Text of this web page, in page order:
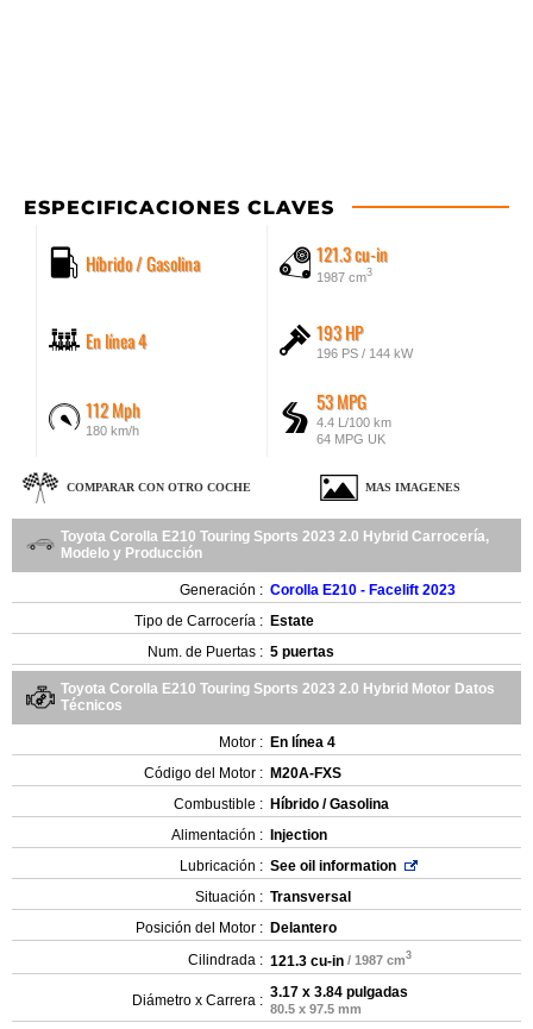
ESPECIFICACIONES CLAVES
Híbrido / Gasolina 121.3 cu-in
1987 cm3
En línea 4 193 HP
196 PS / 144 kW
112 Mph
180 km/h
53 MPG
4.4 L/100 km
64 MPG UK
COMPARAR CON OTRO COCHE MAS IMAGENES
Toyota Corolla E210 Touring Sports 2023 2.0 Hybrid Carrocería,
Modelo y Producción
Generación : Corolla E210 - Facelift 2023
Tipo de Carrocería : Estate
Num. de Puertas : 5 puertas
Toyota Corolla E210 Touring Sports 2023 2.0 Hybrid Motor Datos
Técnicos
Motor : En línea 4
Código del Motor : M20A-FXS
Combustible : Híbrido / Gasolina
Alimentación : Injection
Lubricación : See oil information
Situación : Transversal
Posición del Motor : Delantero
Cilindrada : 121.3 cu-in / 1987 cm3
Diámetro x Carrera : 3.17 x 3.84 pulgadas
80.5 x 97.5 mm